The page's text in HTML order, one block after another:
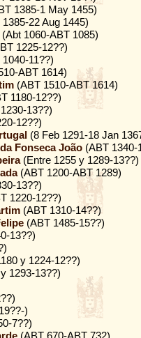
1385-1 May 1455)
1385-22 Aug 1445)
(Abt 1060-ABT 1085)
1225-12??)
1040-11??)
ABT 1614)
(ABT 1510-ABT 1614)
1180-12??)
13??)
12??)
(8 Feb 1291-18 Jan
Fonseca João (ABT 1340-
(Entre 1255 y 1289-13??)
(ABT 1200-ABT 1289)
13??)
1220-12??)
(ABT 1310-14??)
(ABT 1485-15??)
13??)
y 1224-12??)
1293-13??)
)
7??)
(ABT 670-ABT 732)